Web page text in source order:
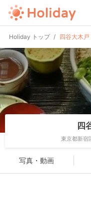
Holiday トップ 四谷大木
四
東京都新宿
写真・動画